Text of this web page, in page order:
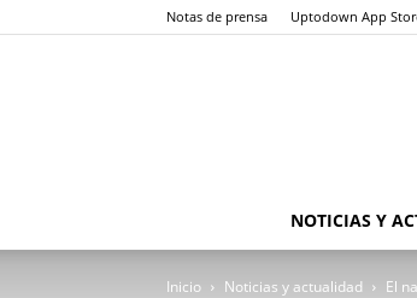
Notas de prensa Uptodown App
NOTICIAS Y
Inicio Noticias y actualidad El